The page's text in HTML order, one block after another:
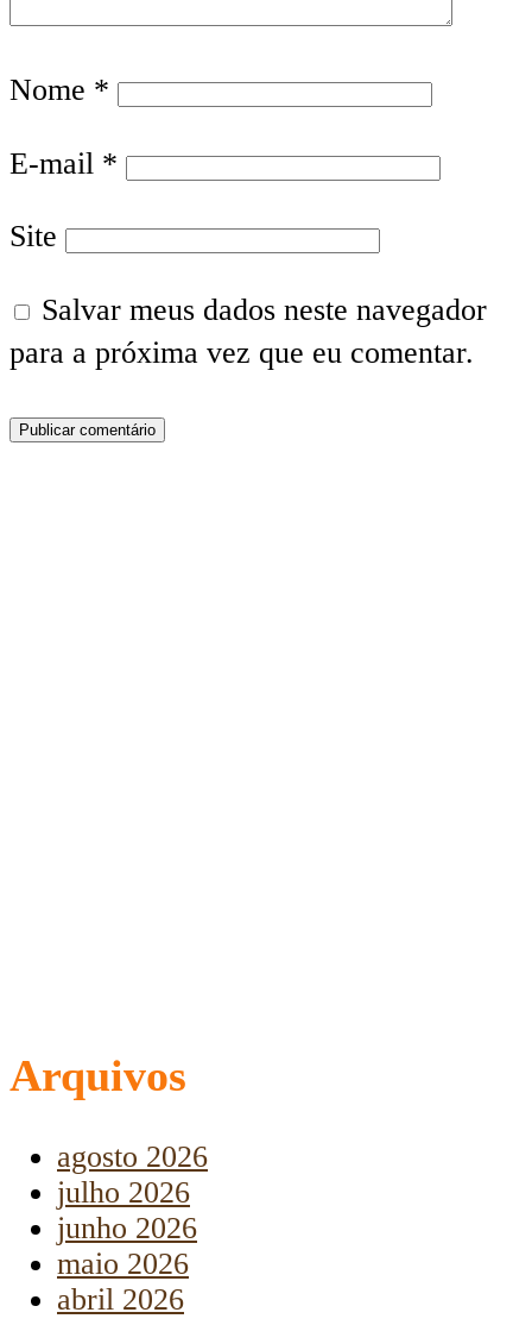
Nome *
E-mail *
Site
Salvar meus dados neste navegador
para a próxima vez que eu comentar.
Arquivos
agosto 2026
julho 2026
junho 2026
maio 2026
abril 2026